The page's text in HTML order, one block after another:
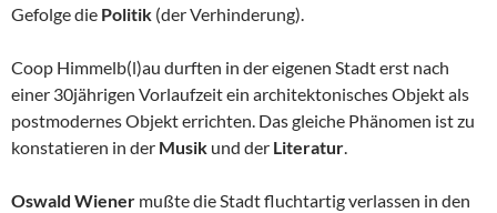
Gefolge die Politik (der Verhinderung).
Coop Himmelb(l)au durften in der eigenen Stadt erst nach
einer 30jährigen Vorlaufzeit ein architektonisches Objekt als
postmodernes Objekt errichten. Das gleiche Phänomen ist zu
konstatieren in der Musik und der Literatur.
Oswald Wiener mußte die Stadt fluchtartig verlassen in den